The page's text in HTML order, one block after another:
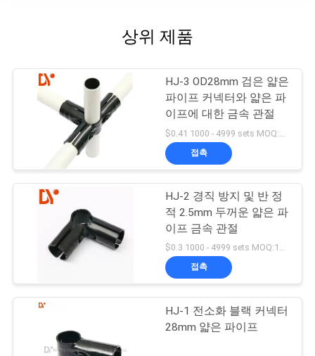
상위 제품
HJ-3 OD28mm 검은 얇은
파이프 커넥터와 얇은 파
이프에 대한 금속 관절
접촉
HJ-2 경직 방지 및 반 정
적 2.5mm 두꺼운 얇은 파
이프 금속 관절
$0.3 1000 - 4999 sets MOQ:1000
접촉
HJ-1 전소화 블랙 커넥터
28mm 얇은 파이프